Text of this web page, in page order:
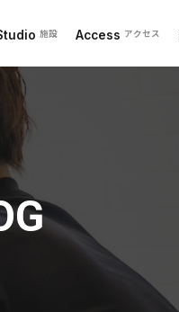
施設 Access アクセス